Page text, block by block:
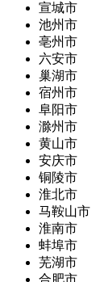
宣城市
池州市
亳州市
六安市
巢湖市
宿州市
阜阳市
滁州市
黄山市
安庆市
铜陵市
淮北市
马鞍山市
淮南市
蚌埠市
芜湖市
合肥市